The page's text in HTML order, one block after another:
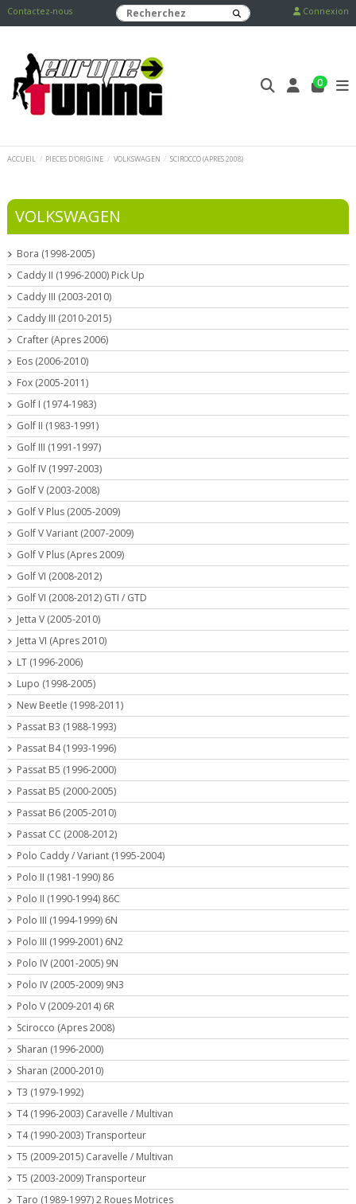
Contactez-nous Connexion
0
ACCUEIL PIECES D'ORIGINE VOLKSWAGEN SCIROCCO (APRES 2008)
VOLKSWAGEN
Bora (1998-2005)
Caddy II (1996-2000) Pick Up
Caddy III (2003-2010)
Caddy III (2010-2015)
Crafter (Apres 2006)
Eos (2006-2010)
Fox (2005-2011)
Golf I (1974-1983)
Golf II (1983-1991)
Golf III (1991-1997)
Golf IV (1997-2003)
Golf V (2003-2008)
Golf V Plus (2005-2009)
Golf V Variant (2007-2009)
Golf V Plus (Apres 2009)
Golf VI (2008-2012)
Golf VI (2008-2012) GTI / GTD
Jetta V (2005-2010)
Jetta VI (Apres 2010)
LT (1996-2006)
Lupo (1998-2005)
New Beetle (1998-2011)
Passat B3 (1988-1993)
Passat B4 (1993-1996)
Passat B5 (1996-2000)
Passat B5 (2000-2005)
Passat B6 (2005-2010)
Passat CC (2008-2012)
Polo Caddy / Variant (1995-2004)
Polo II (1981-1990) 86
Polo II (1990-1994) 86C
Polo III (1994-1999) 6N
Polo III (1999-2001) 6N2
Polo IV (2001-2005) 9N
Polo IV (2005-2009) 9N3
Polo V (2009-2014) 6R
Scirocco (Apres 2008)
Sharan (1996-2000)
Sharan (2000-2010)
T3 (1979-1992)
T4 (1996-2003) Caravelle / Multivan
T4 (1990-2003) Transporteur
T5 (2009-2015) Caravelle / Multivan
T5 (2003-2009) Transporteur
Taro (1989-1997) 2 Roues Motrices